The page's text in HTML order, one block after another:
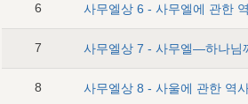
6 사무엘상 6 - 사무엘에 관한
7 사무엘상 7 - 사무엘―하나님
8 사무엘상 8 - 사울에 관한 역